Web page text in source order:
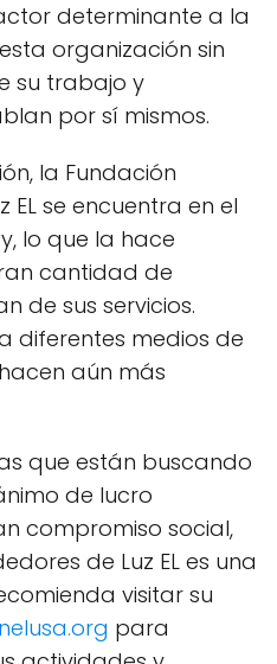
determinante a la
organización sin
su trabajo y
por sí mismos.
la Fundación
EL se encuentra en el
lo que la hace
cantidad de
de sus servicios.
diferentes medios de
aún más
que están buscando
de lucro
compromiso social,
de Luz EL es una
visitar su
para